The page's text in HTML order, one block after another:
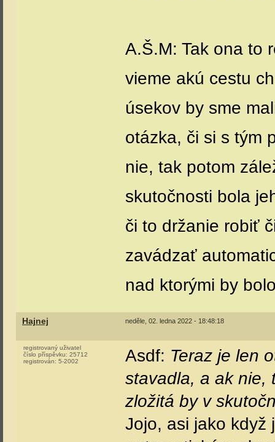
A.Š.M: Tak ona to
vieme akú cestu
úsekov by sme
otázka, či si s tým
nie, tak potom
skutočnosti bola
či to držanie robiť
zavádzať
nad ktorými by
Hajnej neděle, 02. ledna 2022 - 18:48:18
registrovaný uživatel
číslo příspěvku: 25712
registrován: 5-2002 Asdf: Teraz je len
stavadla, a ak nie,
zložitá by v
Jojo, asi jako když